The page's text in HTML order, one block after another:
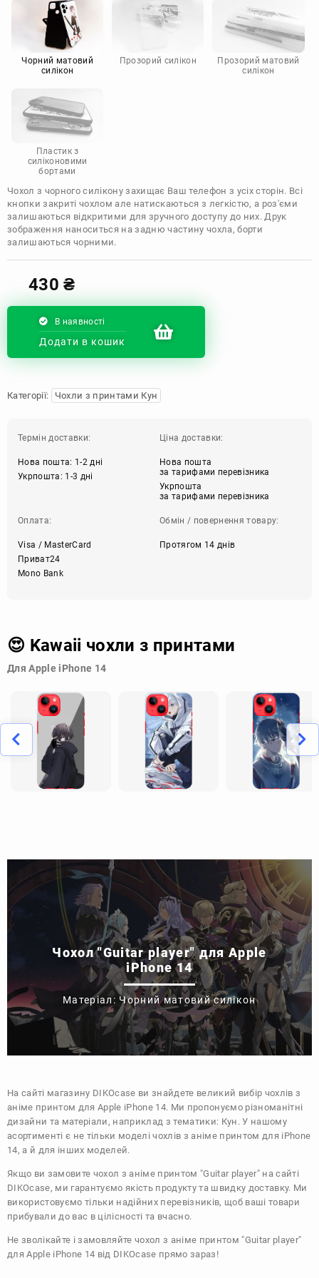
Motorola
Чорний матовий
силікон
Прозорий силікон
Прозорий матовий
силікон
Пластик з
силіконовими
бортами
Чохол з чорного силікону захищає Ваш телефон з усіх сторін. Всі
кнопки закриті чохлом але натискаються з легкістю, а роз'єми
залишаються відкритими для зручного доступу до них. Друк
зображення наноситься на задню частину чохла, борти
залишаються чорними.
430₴
В наявності
Додати в кошик
Категорії: Чохли з принтами Кун
Термін доставки:
Нова пошта: 1-2 дні
Укрпошта: 1-3 дні
Ціна доставки:
Нова пошта
за тарифами перевізника
Укрпошта
за тарифами перевізника
Оплата:
Visa / MasterCard
Приват24
Mono Bank
Обмін / повернення товару:
Протягом 14 днів
😍 Kawaii чохли з принтами
Для Apple iPhone 14
Чохол "Guitar player" для Apple
iPhone 14
Матеріал: Чорний матовий силікон
На сайті магазину DIKOcase ви знайдете великий вибір чохлів з
аніме принтом для Apple iPhone 14. Ми пропонуємо різноманітні
дизайни та матеріали, наприклад з тематики: Кун . У нашому
асортименті є не тільки моделі чохлів з аніме принтом для iPhone
14, а й для інших моделей.
Якщо ви замовите чохол з аніме принтом "Guitar player" на сайті
DIKOcase, ми гарантуємо якість продукту та швидку доставку. Ми
використовуємо тільки надійних перевізників, щоб ваші товари
прибували до вас в цілісності та вчасно.
Не зволікайте і замовляйте чохол з аніме принтом "Guitar player"
для Apple iPhone 14 від DIKOcase прямо зараз!